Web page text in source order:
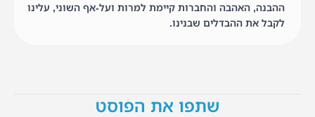
ההבנה, האהבה והחברות קיימת למרות ועל-אף השוני, עלינו
לקבל את ההבדלים שבנינו.
שתפו את הפוסט